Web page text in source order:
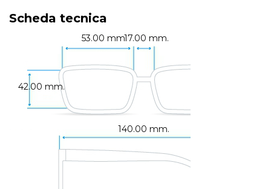
Scheda tecnica
53.00 mm.17.00 mm.
140.00 mm.
42.00 mm.